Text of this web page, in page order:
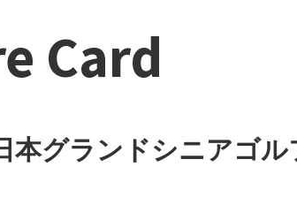
Card
本グランドシニアゴル